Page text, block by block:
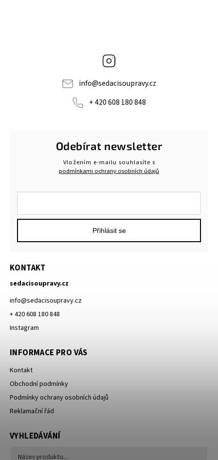
info@sedacisoupravy.cz
+ 420 608 180 848
Odebírat newsletter
Vložením e-mailu souhlasíte s
podmínkami ochrany osobních údajů
Přihlásit se
KONTAKT
sedacisoupravy.cz
info@sedacisoupravy.cz
+ 420 608 180 848
Instagram
INFORMACE PRO VÁS
Kontakt
Obchodní podmínky
Podmínky ochrany osobních údajů
Reklamační řád
VYHLEDÁVÁNÍ